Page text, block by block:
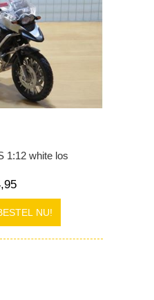
1:12 white los